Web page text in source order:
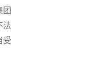
团
法
受